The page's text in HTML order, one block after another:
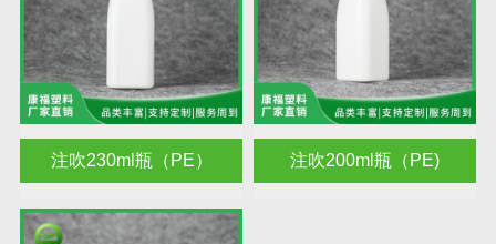
注吹230ml瓶（PE） 注吹200ml瓶（PE)